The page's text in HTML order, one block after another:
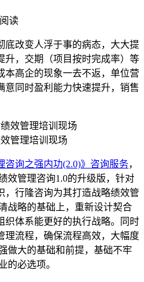
读
底改变人浮于事的病态，大大提
升，交期（项目按时完成率）等
本高企的现象一去不返，单位营
意同时盈利能力快速提升，销售
管理培训现场
咨询之强内功(2.0)》咨询服务，
效管理咨询1.0的升级版，针对
，行隆咨询为其打造战略绩效管
战略的基础上，重新设计契合
织体系能更好的执行战略。同时
理流程，确保流程高效，大幅度
做大的基础和前提，基础不牢
的必选项。